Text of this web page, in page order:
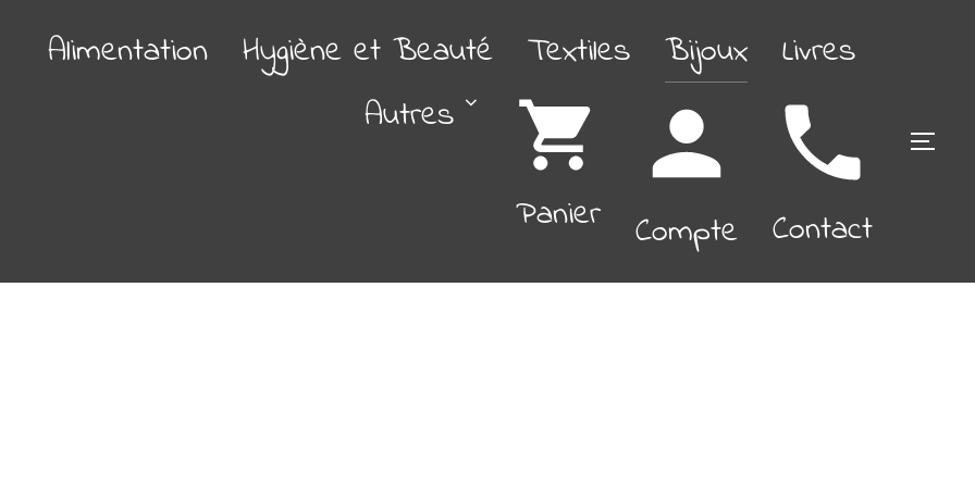
Alimentation Hygiène et Beauté Textiles Bijoux
Livres
Autres
Panier Compte Contact